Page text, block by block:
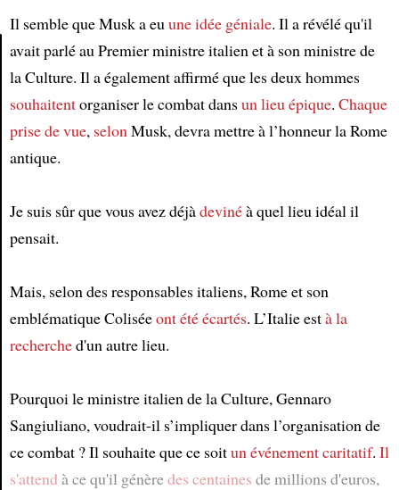
Article
Il semble que Musk a euune idée géniale. Il a révélé qu'il
avait parlé au Premier ministre italien et à son ministre de
la Culture. Il a également affirmé que les deux hommes
souhaitentorganiser le combat dansun lieu épique. Chaque
prise de vue, selonMusk, devra mettre à l’honneur la Rome
antique.
Je suis sûr que vous avez déjàdevinéà quel lieu idéal il
pensait.
Mais, selon des responsables italiens, Rome et son
emblématique Coliséeont été écartés. L’Italie està la
recherched'un autre lieu.
Pourquoi le ministre italien de la Culture, Gennaro
Sangiuliano, voudrait-il s’impliquer dans l’organisation de
ce combat ? Il souhaite que ce soitun événement caritatif. Il
s'attend à ce qu'il génèredes centaines de millions d'euros,